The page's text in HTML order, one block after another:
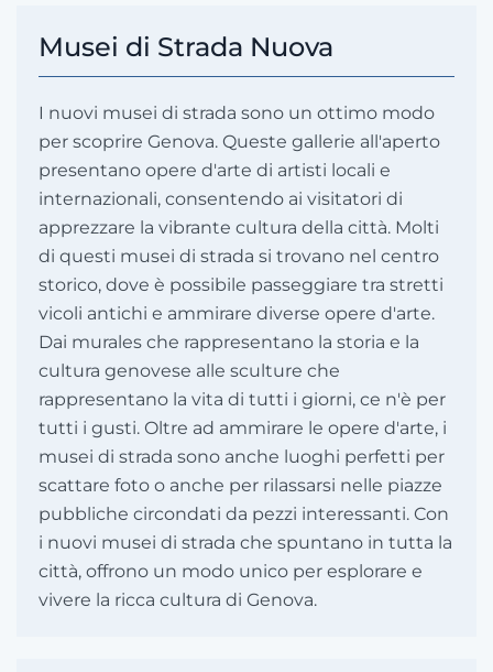
Musei di Strada Nuova
I nuovi musei di strada sono un ottimo modo
per scoprire Genova. Queste gallerie all'aperto
presentano opere d'arte di artisti locali e
internazionali, consentendo ai visitatori di
apprezzare la vibrante cultura della città. Molti
di questi musei di strada si trovano nel centro
storico, dove è possibile passeggiare tra stretti
vicoli antichi e ammirare diverse opere d'arte.
Dai murales che rappresentano la storia e la
cultura genovese alle sculture che
rappresentano la vita di tutti i giorni, ce n'è per
tutti i gusti. Oltre ad ammirare le opere d'arte, i
musei di strada sono anche luoghi perfetti per
scattare foto o anche per rilassarsi nelle piazze
pubbliche circondati da pezzi interessanti. Con
i nuovi musei di strada che spuntano in tutta la
città, offrono un modo unico per esplorare e
vivere la ricca cultura di Genova.